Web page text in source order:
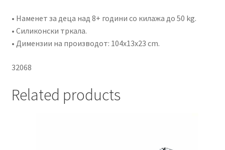
• Наменет за деца над 8+ години со килажа до 50 kg.
• Силиконски тркала.
• Димензии на производот: 104x13x23 cm.
32068
Related products